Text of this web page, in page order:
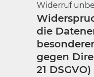
Widerruf
die
gegen
21 DSGVO)